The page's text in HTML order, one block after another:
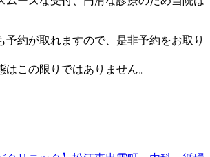
約が取れますので、是非予約をお取り
この限りではありません。